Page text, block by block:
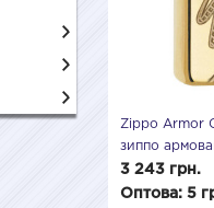
Zippo Armor
зиппо
3 243 грн.
Оптова: 5